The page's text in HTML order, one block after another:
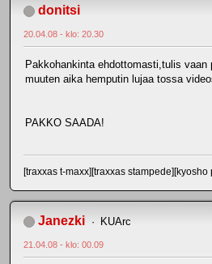
donitsi
20.04.08 - klo: 20.30
Pakkohankinta ehdottomasti,tulis vaan
muuten aika hemputin lujaa tossa
PAKKO SAADA!
[traxxas t-maxx][traxxas stampede][kyosho
Janezki KUArc
21.04.08 - klo: 00.09